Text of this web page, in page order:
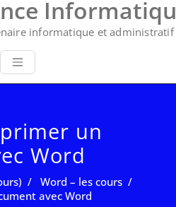
informatique et administratif
un
Word
/ Word – les cours /
avec Word